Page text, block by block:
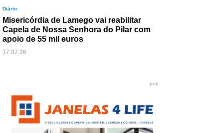
Diário
Misericórdia de Lamego vai reabilitar
Capela de Nossa Senhora do Pilar com
apoio de 55 mil euros
17.07.26
pub